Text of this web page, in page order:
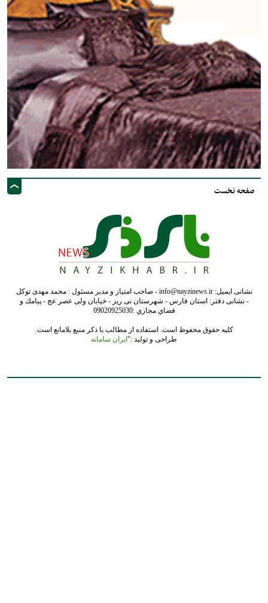
صفحه نخست
نشانی ایمیل: info@nayzinews.ir - صاحب امتیاز و مدیر مسئول : محمد مهدی توکل
- نشانی دفتر: استان فارس - شهرستان نی ریز - خیابان ولی عصر عج - پيامك و
فضاي مجازي :09020925030
کلیه حقوق محفوظ است. استفاده از مطالب با ذکر منبع بلامانع است.
طراحی و تولید :"ایران سامانه